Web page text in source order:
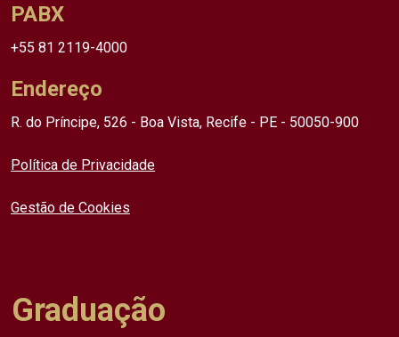
PABX
+55 81 2119-4000
Endereço
R. do Príncipe, 526 - Boa Vista, Recife - PE - 50050-900
Política de Privacidade
Gestão de Cookies
Graduação